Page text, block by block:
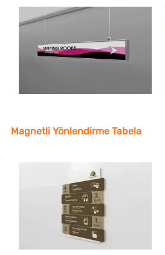
Magnetli Yönlendirme Tabela